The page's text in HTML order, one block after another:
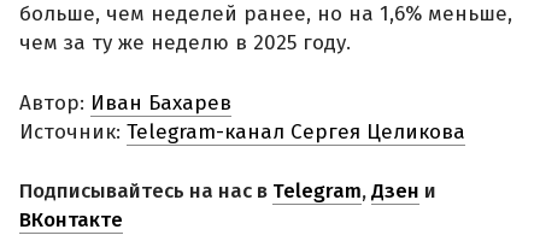
больше, чем неделей ранее, но на 1,6% меньше,
чем за ту же неделю в 2025 году.
Автор: Иван Бахарев
Источник: Telegram-канал Сергея Целикова
Подписывайтесь на нас в Telegram,Дзен и
ВКонтакте